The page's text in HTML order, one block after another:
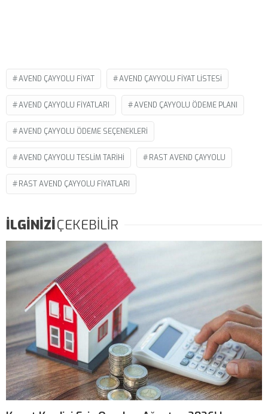
AVEND ÇAYYOLU FIYAT AVEND ÇAYYOLU FIYAT LISTESI
AVEND ÇAYYOLU FIYATLARI AVEND ÇAYYOLU ÖDEME PLANI
AVEND ÇAYYOLU ÖDEME SEÇENEKLERI
AVEND ÇAYYOLU TESLIM TARIHI RAST AVEND ÇAYYOLU
RAST AVEND ÇAYYOLU FIYATLARI
İLGİNİZİÇEKEBİLİR